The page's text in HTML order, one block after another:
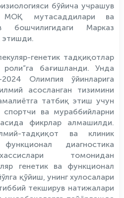
бўйича учрашув
мутасаддилари ва
бошчилигидаги Марказ
этишди.
генетик тадқиқотлар
бағишланди. Унда
Олимпия ўйинларига
асосланган тизимини
татбиқ этиш учун
ва мураббийларни
фикрлар алмашилди.
тадқиқот ва клиник
диагностика
томонидан
генетик ва функционал
қўйиш, унинг хулосалари
текширув натижалари